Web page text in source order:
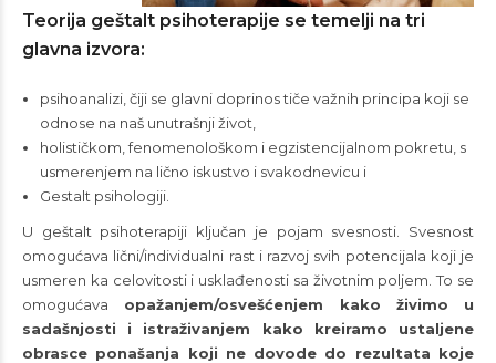
Teorija geštalt psihoterapije se temelji na tri
glavna izvora:
psihoanalizi, čiji se glavni doprinos tiče važnih principa koji se
odnose na naš unutrašnji život,
holističkom, fenomenološkom i egzistencijalnom pokretu, s
usmerenjem na lično iskustvo i svakodnevicu i
Gestalt psihologiji.
U geštalt psihoterapiji ključan je pojam svesnosti. Svesnost
omogućava lični/individualni rast i razvoj svih potencijala koji je
usmeren ka celovitosti i usklađenosti sa životnim poljem. To se
omogućava opažanjem/osvešćenjem kako živimo u
sadašnjosti i istraživanjem kako kreiramo ustaljene
obrasce ponašanja koji ne dovode do rezultata koje